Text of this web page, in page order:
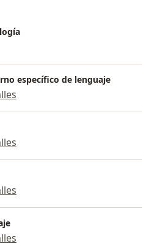
específico de lenguaje